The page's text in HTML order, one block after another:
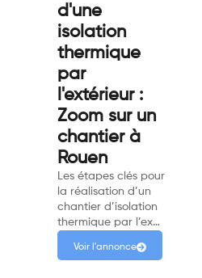
d'une
isolation
thermique
par
l'extérieur :
Zoom sur un
chantier à
Rouen
Les étapes clés pour
la réalisation d’un
chantier d’isolation
thermique par l’ex…
Voir l'annonce